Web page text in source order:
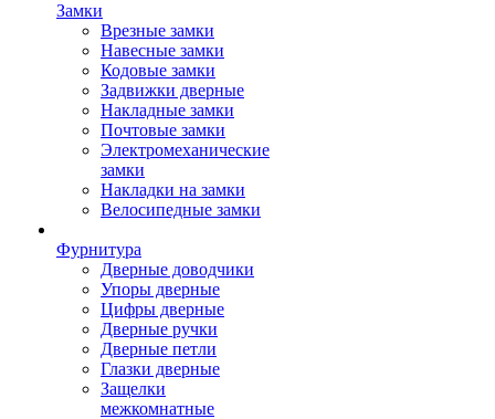
Замки
Врезные замки
Навесные замки
Кодовые замки
Задвижки дверные
Накладные замки
Почтовые замки
Электромеханические
замки
Накладки на замки
Велосипедные замки
Фурнитура
Дверные доводчики
Упоры дверные
Цифры дверные
Дверные ручки
Дверные петли
Глазки дверные
Защелки
межкомнатные